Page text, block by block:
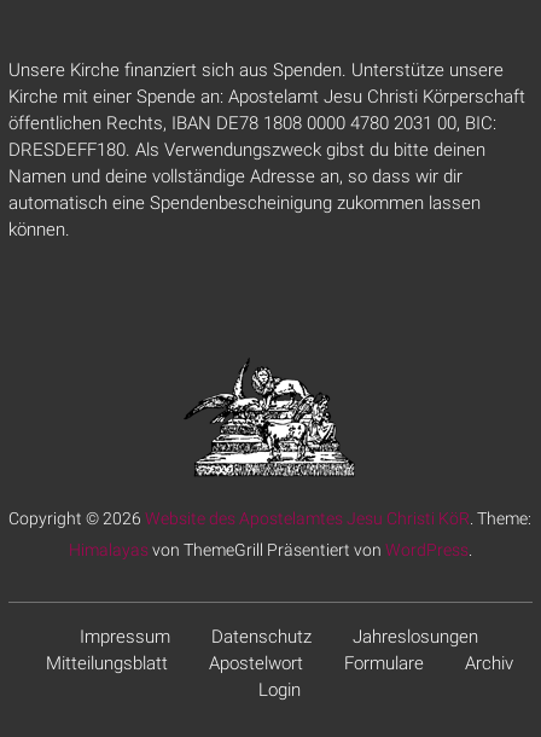
Unsere Kirche finanziert sich aus Spenden. Unterstütze unsere
Kirche mit einer Spende an: Apostelamt Jesu Christi Körperschaft
öffentlichen Rechts, IBAN DE78 1808 0000 4780 2031 00, BIC:
DRESDEFF180. Als Verwendungszweck gibst du bitte deinen
Namen und deine vollständige Adresse an, so dass wir dir
automatisch eine Spendenbescheinigung zukommen lassen
können.
Copyright © 2026Website des Apostelamtes Jesu Christi KöR . Theme:
Himalayasvon ThemeGrill Präsentiert von WordPress.
Impressum Datenschutz
Jahreslosungen
Mitteilungsblatt
Apostelwort Formulare
Archiv
Login